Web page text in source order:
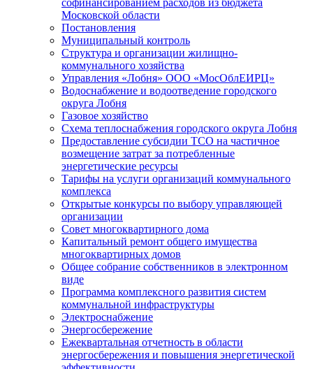
софинансированием расходов из бюджета
Московской области
Постановления
Муниципальный контроль
Структура и организации жилищно-
коммунального хозяйства
Управления «Лобня» ООО «МосОблЕИРЦ»
Водоснабжение и водоотведение городского
округа Лобня
Газовое хозяйство
Схема теплоснабжения городского округа Лобня
Предоставление субсидии ТСО на частичное
возмещение затрат за потребленные
энергетические ресурсы
Тарифы на услуги организаций коммунального
комплекса
Открытые конкурсы по выбору управляющей
организации
Совет многоквартирного дома
Капитальный ремонт общего имущества
многоквартирных домов
Общее собрание собственников в электронном
виде
Программа комплексного развития систем
коммунальной инфраструктуры
Электроснабжение
Энергосбережение
Ежеквартальная отчетность в области
энергосбережения и повышения энергетической